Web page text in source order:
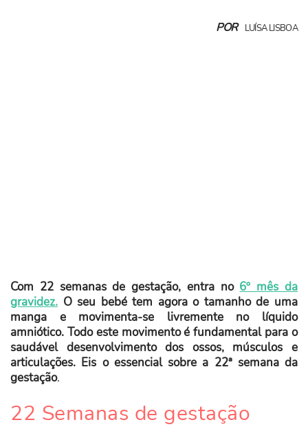
POR LUÍSA LISBOA
Com 22 semanas de gestação, entra no 6º mês da
gravidez. O seu bebé tem agora o tamanho de uma
manga e movimenta-se livremente no líquido
amniótico. Todo este movimento é fundamental para o
saudável desenvolvimento dos ossos, músculos e
articulações. Eis o essencial sobre a 22ª semana da
gestação.
22 Semanas de gestação